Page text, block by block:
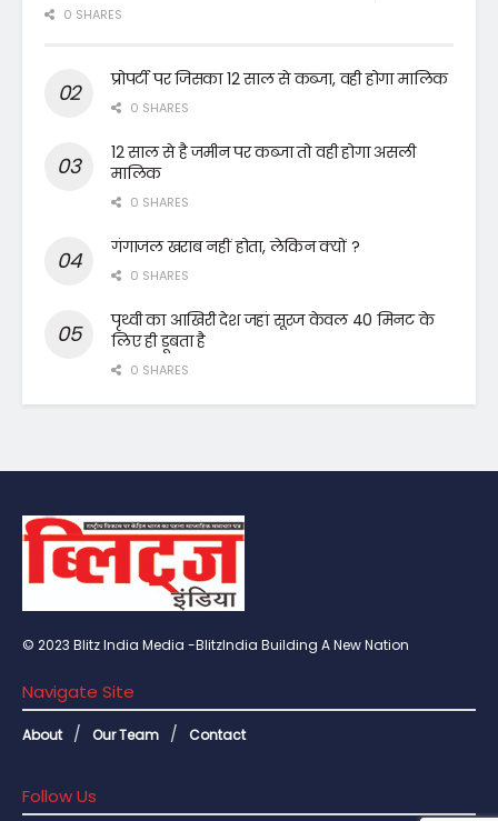
0 SHARES
प्रोपर्टी पर जिसका 12 साल से कब्जा, वही होगा मालिक
0 SHARES
12 साल से है जमीन पर कब्जा तो वही होगा असली
मालिक
0 SHARES
गंगाजल खराब नहीं होता, लेकिन क्यों ?
0 SHARES
पृथ्वी का आखिरी देश जहां सूरज केवल 40 मिनट के
लिए ही डूबता है
0 SHARES
© 2023 Blitz India Media -BlitzIndia Building A New Nation
Navigate Site
About Our Team Contact
Follow Us